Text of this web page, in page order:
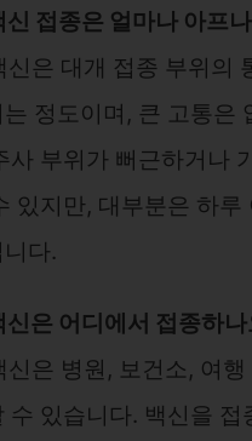
신 접종은 얼마나 아프
신은 대개 접종 부위의
정도이며, 큰 고통은
사 부위가 뻐근하거나
있지만, 대부분은 하루
다.
신은 어디에서 접종하
은 병원, 보건소, 여행
수 있습니다. 백신을 접